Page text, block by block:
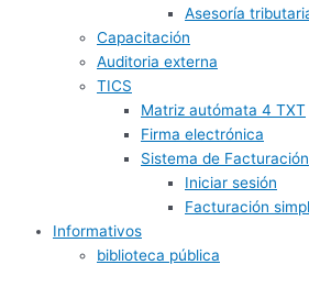
Asesoría
Capacitación
Auditoria externa
TICS
Matriz autómata 4 TXT
Firma electrónica
Sistema de Facturación
Iniciar sesión
Facturación
Informativos
biblioteca pública